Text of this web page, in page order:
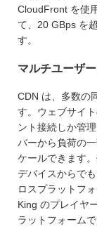
CloudFront を使
て、20 GBps を
す。
マルチユーザ
CDN は、多数の
す。ウェブサイ
ント接続しか管
バーから負荷の
ケールできます。
デバイスからで
ロスプラットフ
King のプレイヤ
ラットフォーム